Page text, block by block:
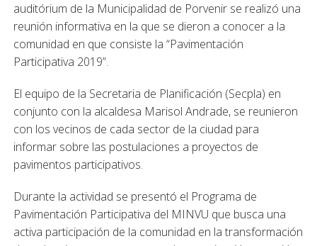
auditórium de la Municipalidad de Porvenir se realizó una
reunión informativa en la que se dieron a conocer a la
comunidad en que consiste la “Pavimentación
Participativa 2019”.
El equipo de la Secretaria de Planificación (Secpla) en
conjunto con la alcaldesa Marisol Andrade, se reunieron
con los vecinos de cada sector de la ciudad para
informar sobre las postulaciones a proyectos de
pavimentos participativos.
Durante la actividad se presentó el Programa de
Pavimentación Participativa del MINVU que busca una
activa participación de la comunidad en la transformación